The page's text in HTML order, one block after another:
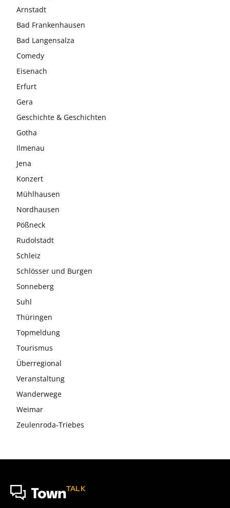
Arnstadt
Bad Frankenhausen
Bad Langensalza
Comedy
Eisenach
Erfurt
Gera
Geschichte & Geschichten
Gotha
Ilmenau
Jena
Konzert
Mühlhausen
Nordhausen
Pößneck
Rudolstadt
Schleiz
Schlösser und Burgen
Sonneberg
Suhl
Thüringen
Topmeldung
Tourismus
Überregional
Veranstaltung
Wanderwege
Weimar
Zeulenroda-Triebes
TownTALK